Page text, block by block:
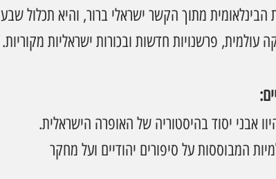
מתוך הקשר ישראלי ברור, והיא תכלול שבע
עולמית, פרשנויות חדשות ובכורות ישראליות מקוריות.
אבני יסוד בהיסטוריה של האופרה הישראלית.
המבוססות על סיפורים יהודיים ועל מחקר